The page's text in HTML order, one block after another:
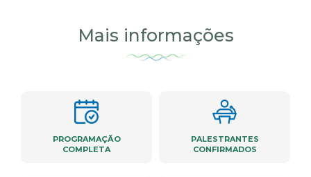
Mais informações
PROGRAMAÇÃO
COMPLETA
PALESTRANTES
CONFIRMADOS